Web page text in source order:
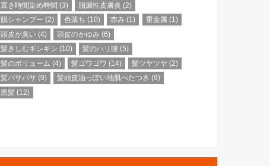
置き時間染め時間 (3) 脂漏性皮膚炎 (2)
脱シャンプー (2) 色落ち (10) 赤み (1) 重金属 (1)
頭皮が臭い (4) 頭皮のかゆみ (6)
髪きしむギシギシ (10) 髪のハリ腰 (5)
髪のボリューム (4) 髪ゴワゴワ (14) 髪ツヤツヤ (2)
髪バサバサ (9) 髪頭皮油っぽい地肌べたつき (9)
黒髪 (12)